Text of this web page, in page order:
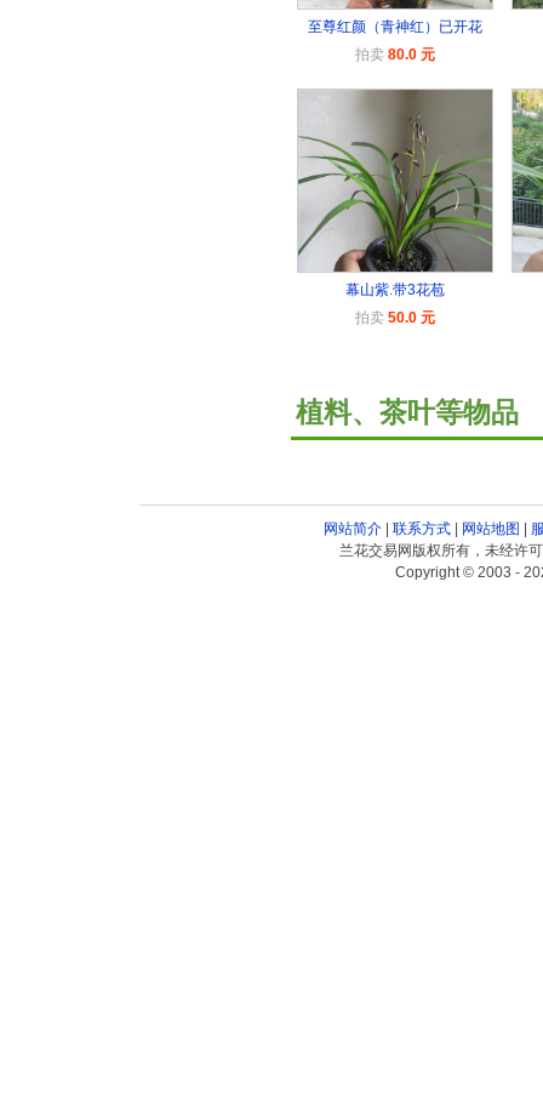
至尊红颜（青神红）已开花
拍卖 80.0 元
幕山紫.带3花苞
拍卖 50.0 元
植料、茶叶等物品
网站简介| 联系方式| 网站地图 |
兰花交易网版权所有，未经许
Copyright © 2003 -